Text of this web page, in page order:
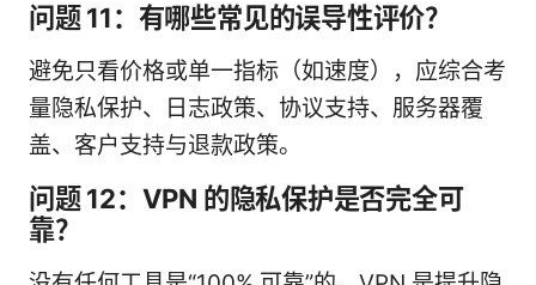
问题 11：有哪些常见的误导性评价？
避免只看价格或单一指标（如速度），应综合考
量隐私保护、日志政策、协议支持、服务器覆
盖、客户支持与退款政策。
问题 12：VPN 的隐私保护是否完全可
靠？